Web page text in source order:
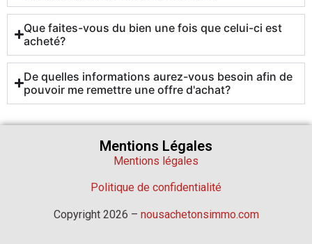
Que faites-vous du bien une fois que celui-ci est
acheté?
De quelles informations aurez-vous besoin afin de
pouvoir me remettre une offre d'achat?
Mentions Légales
Mentions légales
Politique de confidentialité
Copyright 2026 – nousachetonsimmo.com